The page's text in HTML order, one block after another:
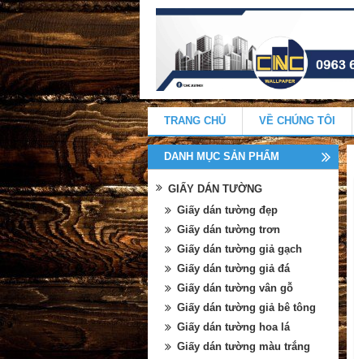
TRANG CHỦ VỀ CHÚNG TÔI
DANH MỤC SẢN PHẨM
GIẤY DÁN TƯỜNG
Giấy dán tường đẹp
Giấy dán tường trơn
Giấy dán tường giả gạch
Giấy dán tường giả đá
Giấy dán tường vân gỗ
Giấy dán tường giả bê tông
Giấy dán tường hoa lá
Giấy dán tường màu trắng